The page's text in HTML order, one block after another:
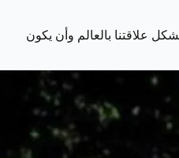
علاقتنا بالعالم وأن يكون